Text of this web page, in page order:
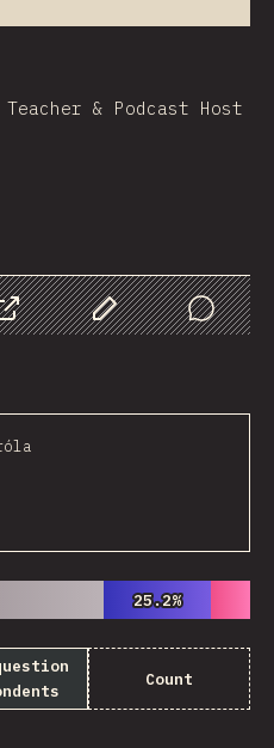
& Podcast Host
MegosztásCustomize Data
Comments
25.2%
25.2%
Count